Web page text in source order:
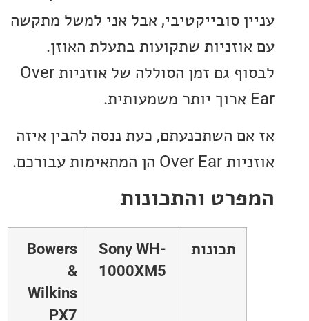
סובייקטיבי, אבל אני למשל מתקשה
שתקועות בתעלת האוזן.
לבסוף גם זמן הסוללה של אוזניות Over
השתכנעתם, כעת ננסה להבין איזה
והתכונות
Sony WH-
1000XM5
Bowers
&